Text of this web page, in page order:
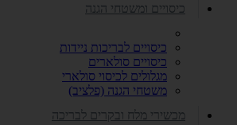
כיסויים ומשטחי הגנה
כיסויים לבריכות ניידות
כיסויים סולארים
מגלולים לכיסוי סולארי
משטחי הגנה (פלציב)
מכשירי מלח ובקרים לבריכה